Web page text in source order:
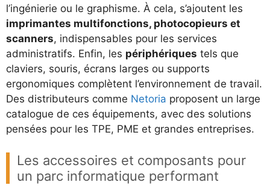
l’ingénierie ou le graphisme. À cela, s’ajoutent les
imprimantes multifonctions, photocopieurs et
scanners, indispensables pour les services
administratifs. Enfin, les périphériques tels que
claviers, souris, écrans larges ou supports
ergonomiques complètent l’environnement de travail.
Des distributeurs comme Netoria proposent un large
catalogue de ces équipements, avec des solutions
pensées pour les TPE, PME et grandes entreprises.
Les accessoires et composants pour
un parc informatique performant